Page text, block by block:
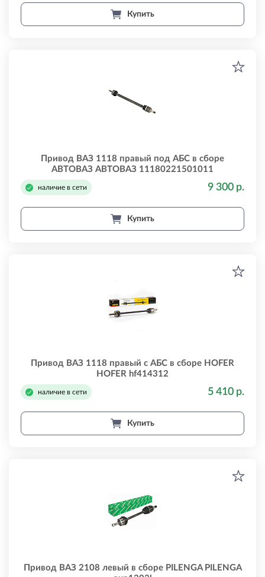
Купить
Привод ВАЗ 1118 правый под АБС в сборе
АВТОВАЗ АВТОВАЗ 11180221501011
наличие в сети 9 300 р.
Купить
Привод ВАЗ 1118 правый с АБС в сборе HOFER
HOFER hf414312
наличие в сети 5 410 р.
Купить
Привод ВАЗ 2108 левый в сборе PILENGA PILENGA